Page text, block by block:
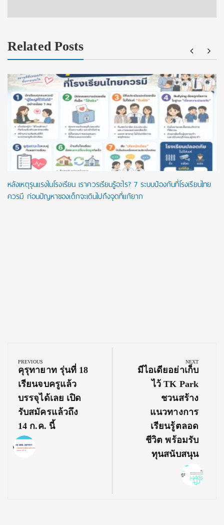
Related Posts
หลังเหตุรุนแรงในโรงเรียน เราควรเรียนรู้อะไร? 7 ระบบป้องกันที่โรงเรียนไทย
ควรมี ก่อนปัญหาของเด็กจะเดินไปถึงจุดที่แก้ยาก
navigation
PREVIOUS
Previous
Post:
คุรุทายาท รุ่นที่ 18
เรียนจบครูแล้ว
บรรจุได้เลย เปิด
รับสมัครแล้วถึง
14 ก.ค. นี้
NEXT
Next
Post:
มีไอเดียอย่าเก็บ
ไว้ TK Park
ชวนสร้าง
แนวทางการ
เรียนรู้ตลอด
ชีวิต พร้อมรับ
ทุนสนับสนุน